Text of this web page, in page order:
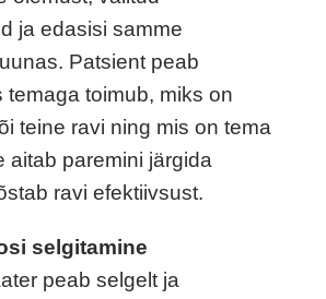
ja edasisi samme
Patsient peab
temaga toimub, miks on
teine ravi ning mis on tema
aitab paremini järgida
ravi efektiivsust.
selgitamine
peab selgelt ja